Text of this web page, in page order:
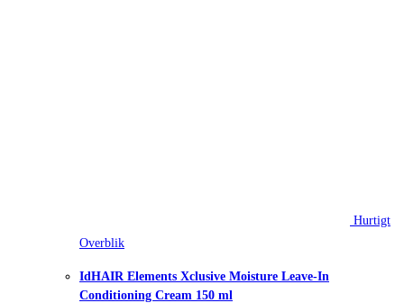
Hurtigt
Overblik
IdHAIR Elements Xclusive Moisture Leave-In
Conditioning Cream 150 ml